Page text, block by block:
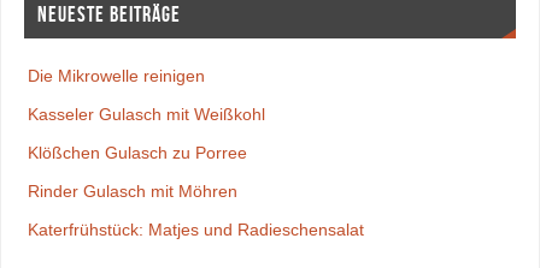
Neueste Beiträge
Die Mikrowelle reinigen
Kasseler Gulasch mit Weißkohl
Klößchen Gulasch zu Porree
Rinder Gulasch mit Möhren
Katerfrühstück: Matjes und Radieschensalat